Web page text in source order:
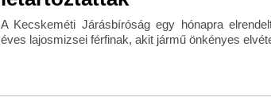
A Kecskeméti Járásbíróság egy hónapra
éves lajosmizsei férfinak, akit jármű önkényes